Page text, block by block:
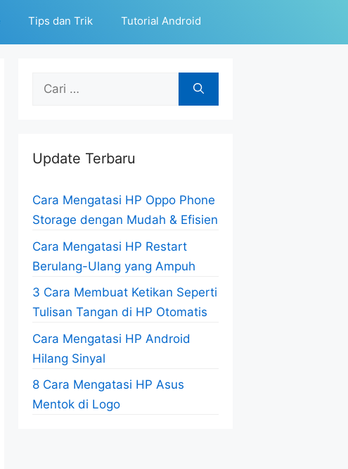
Tips dan Trik Tutorial Android
Cari
Update Terbaru
Cara Mengatasi HP Oppo Phone
Storage dengan Mudah & Efisien
Cara Mengatasi HP Restart
Berulang-Ulang yang Ampuh
3 Cara Membuat Ketikan Seperti
Tulisan Tangan di HP Otomatis
Cara Mengatasi HP Android
Hilang Sinyal
8 Cara Mengatasi HP Asus
Mentok di Logo